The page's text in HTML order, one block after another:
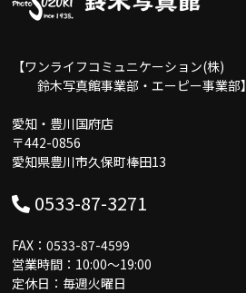
【ワンライフコミュニケーション(株)
鈴木写真館事業部・エーピー事業部】
愛知・豊川国府店
〒442-0856
愛知県豊川市久保町棒田13
0533-87-3271
FAX：0533-87-4599
営業時間：10:00〜19:00
定休日：毎週火曜日